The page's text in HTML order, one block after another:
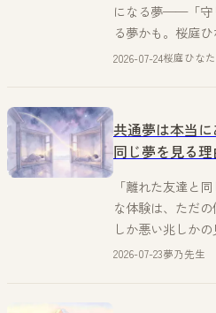
になる夢——「守
る夢かも。桜庭
2026-07-24桜庭ひなた
共通夢は本当
同じ夢を見る
「離れた友達と
な体験は、ただ
しか悪い兆しか
乃先生が経験から
2026-07-23夢乃先生